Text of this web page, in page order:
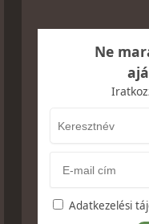
Ne
Adatkezelési